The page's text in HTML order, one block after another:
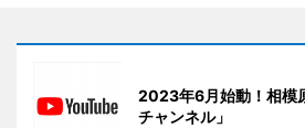
2023年6月始動！相模
チャンネル」